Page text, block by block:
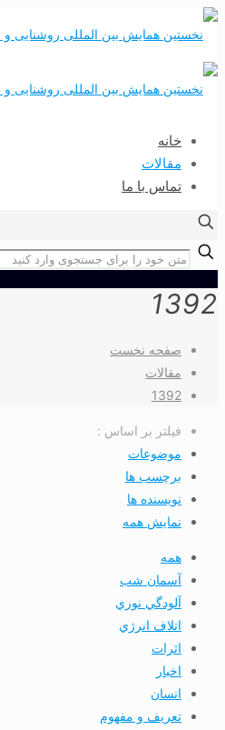
خانه
مقالات
تماس با ما
1392
صفحه نخست
مقالات
1392
فیلتر بر اساس :
موضوعات
برچسب ها
نویسنده ها
نمایش همه
همه
آسمان شب
آلودگي نوري
اتلاف انرژي
اثرات
اخبار
انسان
تعريف و مفهوم